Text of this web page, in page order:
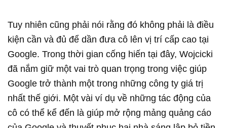
Tuy nhiên cũng phải nói rằng đó không phải là điều
kiện cần và đủ để dần đưa cô lên vị trí cấp cao tại
Google. Trong thời gian cống hiến tại đây, Wojcicki
đã nắm giữ một vai trò quan trọng trong việc giúp
Google trở thành một trong những công ty giá trị
nhất thế giới. Một vài ví dụ về những tác động của
cô có thể kể đến là giúp mở rộng mảng quảng cáo